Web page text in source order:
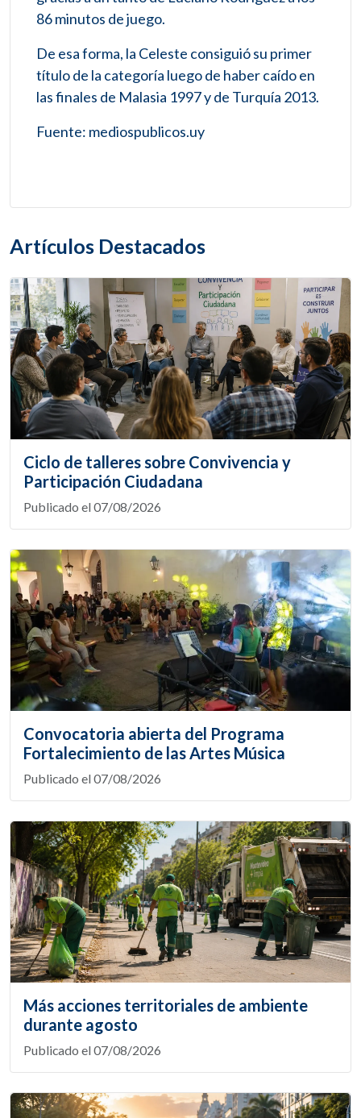
86 minutos de juego.
De esa forma, la Celeste consiguió su primer
título de la categoría luego de haber caído en
las finales de Malasia 1997 y de Turquía 2013.
Fuente: mediospublicos.uy
Artículos Destacados
Ciclo de talleres sobre Convivencia y
Participación Ciudadana
Publicado el 07/08/2026
Convocatoria abierta del Programa
Fortalecimiento de las Artes Música
Publicado el 07/08/2026
Más acciones territoriales de ambiente
durante agosto
Publicado el 07/08/2026